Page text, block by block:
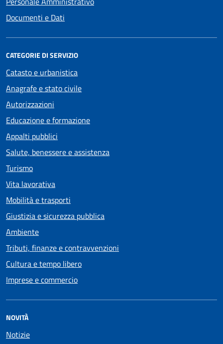
Documenti e Dati
CATEGORIE DI SERVIZIO
Catasto e urbanistica
Anagrafe e stato civile
Autorizzazioni
Educazione e formazione
Appalti pubblici
Salute, benessere e assistenza
Turismo
Vita lavorativa
Mobilità e trasporti
Giustizia e sicurezza pubblica
Ambiente
Tributi, finanze e contravvenzioni
Cultura e tempo libero
Imprese e commercio
NOVITÀ
Notizie